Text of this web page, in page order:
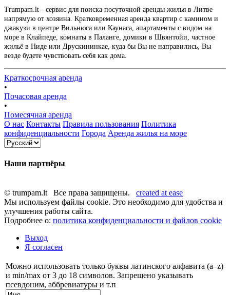
Trumpam.lt - сервис для поиска посуточной аренды жилья в Литве
напрямую от хозяина. Кратковременная аренда квартир с камином и
джакузи в центре Вильнюса или Каунаса, апартаменты с видом на
море в Клайпеде, комнаты в Паланге, домики в Швянтойи, частное
жильё в Ниде или Друскининкае, куда бы Вы не направились, Вы
везде будете чувствовать себя как дома.
Краткосрочная аренда
•
Почасовая аренда
•
Помесячная аренда
О нас Контакты Правила пользования Политика
конфиденциальности Города Аренда жилья на море
Наши партнёры
© trumpam.lt Все права защищены. created at ease
Мы используем файлы cookie. Это необходимо для удобства и
улучшения работы сайта.
Подробнее о: политика конфиденциальности и файлов cookie
Выход
Я согласен
Можно использовать только буквы латинского алфавита (a–z)
и min/max от 3 до 18 символов. Запрещено указывать
псевдоним, аббревиатуры и т.п